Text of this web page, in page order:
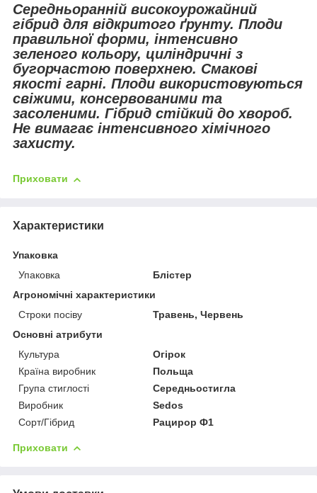
Середньоранній високоурожайний
гібрид для відкритого ґрунту. Плоди
правильної форми, інтенсивно
зеленого кольору, циліндричні з
бугорчастою поверхнею. Смакові
якості гарні. Плоди використовуються
свіжими, консервованими та
засоленими. Гібрид стійкий до хвороб.
Не вимагає інтенсивного хімічного
захисту.
Приховати
Характеристики
Упаковка
Упаковка
Блістер
Агрономічні характеристики
Строки посіву
Травень, Червень
Основні атрибути
Культура
Огірок
Країна виробник
Польща
Група стиглості
Середньостигла
Виробник
Sedos
Сорт/Гібрид
Рацирор Ф1
Приховати